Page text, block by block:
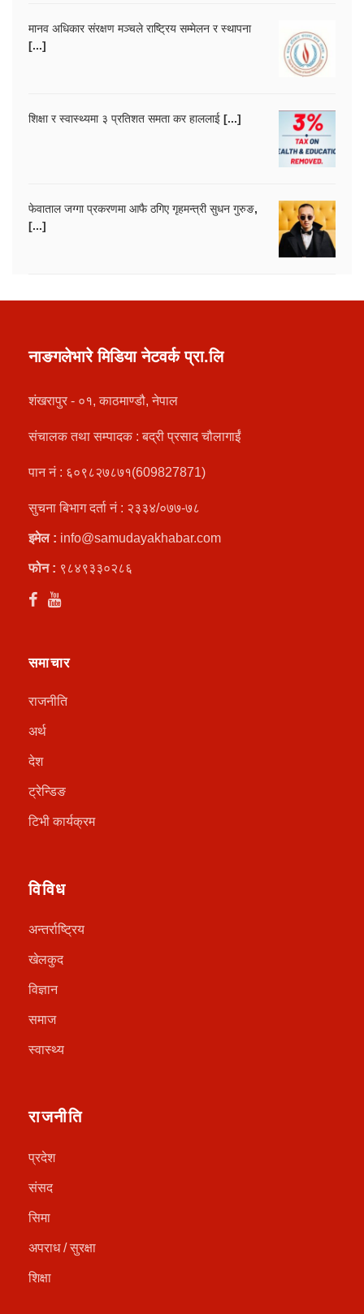
मानव अधिकार संरक्षण मञ्चले राष्ट्रिय सम्मेलन र स्थापना
[...]
शिक्षा र स्वास्थ्यमा ३ प्रतिशत समता कर हाललाई [...]
फेवाताल जग्गा प्रकरणमा आफै ठगिए गृहमन्त्री सुधन गुरुङ,
[...]
नाङगलेभारे मिडिया नेटवर्क प्रा.लि
शंखरापुर - ०१, काठमाण्डौ, नेपाल
संचालक तथा सम्पादक : बद्री प्रसाद चौलागाईं
पान नं : ६०९८२७८७१(609827871)
सुचना बिभाग दर्ता नं : २३३४/०७७-७८
इमेल : info@samudayakhabar.com
फोन : ९८४९३३०२८६
समाचार
राजनीति
अर्थ
देश
ट्रेन्डिङ
टिभी कार्यक्रम
विविध
अन्तर्राष्ट्रिय
खेलकुद
विज्ञान
समाज
स्वास्थ्य
राजनीति
प्रदेश
संसद
सिमा
अपराध / सुरक्षा
शिक्षा